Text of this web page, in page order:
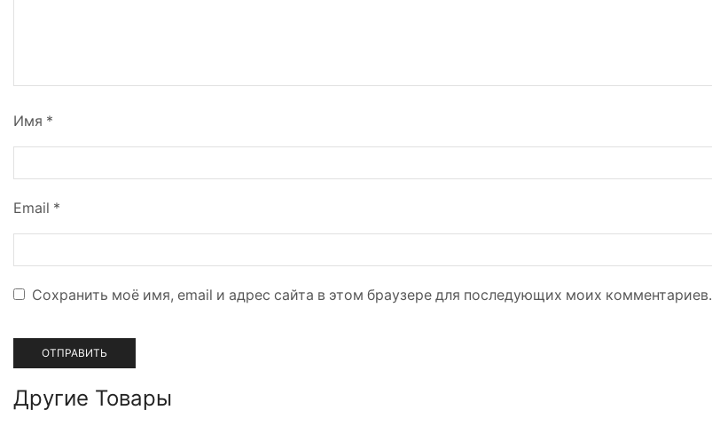
Имя *
Email *
Сохранить моё имя, email и адрес сайта в этом браузере для последующих моих комментариев.
Другие Товары